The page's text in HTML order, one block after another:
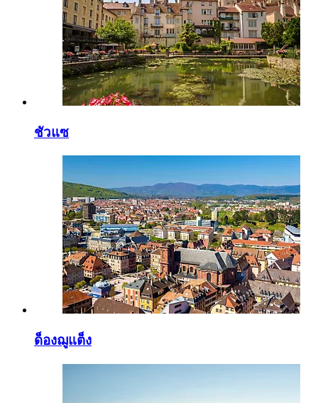
ชัวแซ
ด็องฌูแต็ง